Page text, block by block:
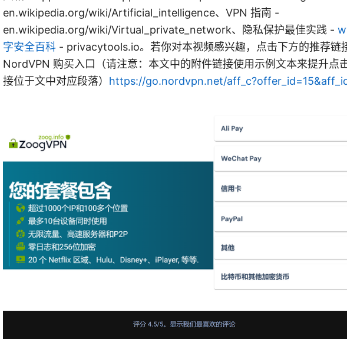
en.wikipedia.org/wiki/Artificial_intelligence、VPN 指南 -
en.wikipedia.org/wiki/Virtual_private_network、隐私保护最佳实践 -
字安全百科 - privacytools.io。若你对本视频感兴趣，点击下方的推荐链
NordVPN 购买入口（请注意：本文中的附件链接使用示例文本来提升点
接位于文中对应段落） https://go.nordvpn.net/